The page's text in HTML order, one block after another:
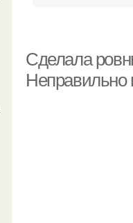
Сделала
Неправильно